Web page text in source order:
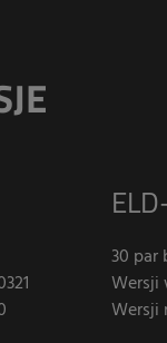
30
Wersji
Wersji